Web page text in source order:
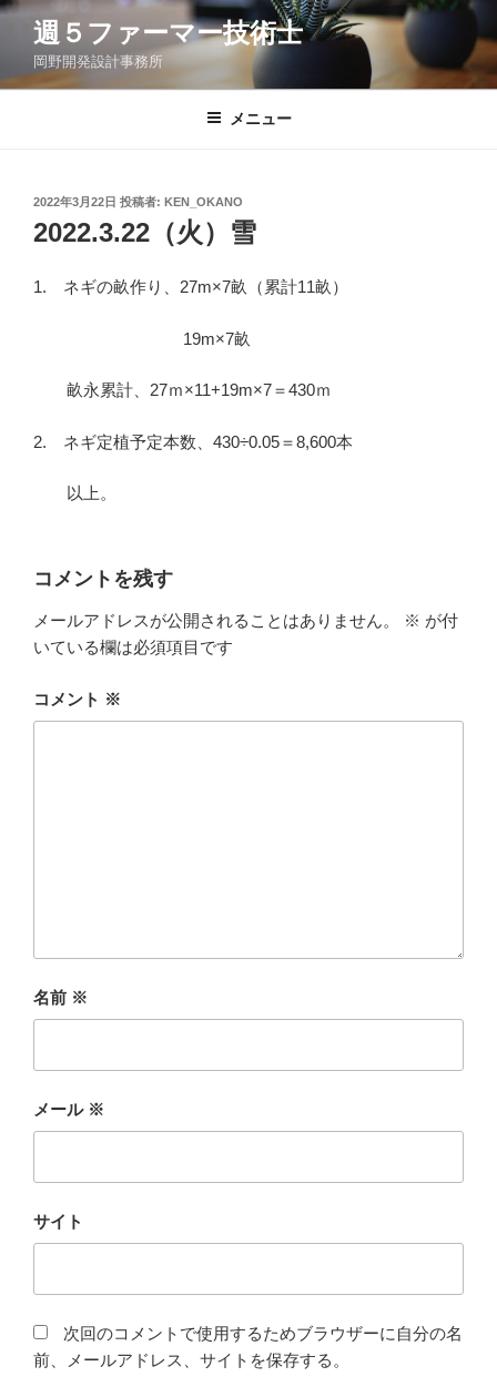
コ
ン
週５ファーマー技術士
岡野開発設計事務所
メニュー
投
稿
日:
2022年3月22日 投稿者: KEN_OKANO
2022.3.22（火）雪
1. ネギの畝作り、27m×7畝（累計11畝）
19m×7畝
畝永累計、27ｍ×11+19m×7＝430ｍ
2. ネギ定植予定本数、430÷0.05＝8,600本
以上。
コメントを残す
メールアドレスが公開されることはありません。 ※ が付
いている欄は必須項目です
コメント ※
名前 ※
メール ※
サイト
次回のコメントで使用するためブラウザーに自分の名
前、メールアドレス、サイトを保存する。